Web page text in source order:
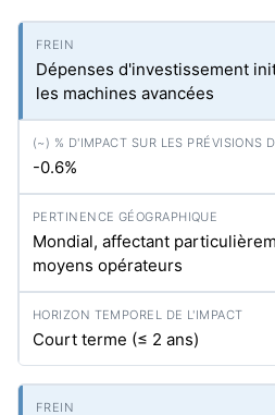
Dépenses d'investissement
les machines avancées
-0.6%
Mondial, affectant
moyens opérateurs
Court terme (≤ 2 ans)